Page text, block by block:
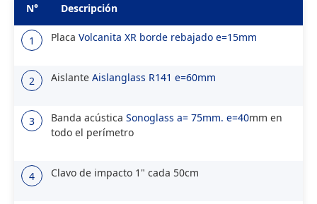
N° Descripción
1 Placa Volcanita XR borde rebajado e=15mm
2 Aislante Aislanglass R141 e=60mm
3 Banda acústica Sonoglass a= 75mm. e=40mm en
todo el perímetro
4 Clavo de impacto 1" cada 50cm